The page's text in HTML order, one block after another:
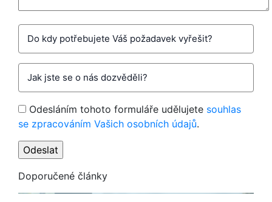
Odesláním tohoto formuláře udělujete souhlas
se zpracováním Vašich osobních údajů.
Doporučené články